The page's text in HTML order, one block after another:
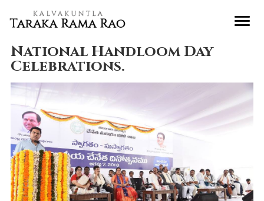
National Handloom Day
Celebrations.